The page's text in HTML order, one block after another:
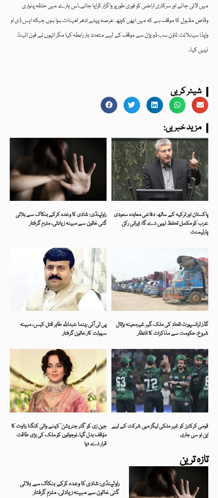
تازہ ترین
راولپنڈی: شادی کا وعدہ کرکے بنکاک سے بلائی
گئی خاتون سے مبینہ زیادتی، ملزم گرفتار
میں لائی جائے اور سرکاری اراضی کو فوری طور پر واگزار کرایا جائے۔اس بارے میں حلقہ پٹواری
وقاص مقبول کا موقف ہے کہ میں ابھی کچھ عرصہ پہلے ادھر تعینات ہوا ہوں جبکہ ایس ڈی او
واپڈا سیٹلائٹ ٹاؤن سب ڈویژن سے موقف کے لیے متعدد بار رابطہ کیا مگر انہوں نے فون اٹینڈ
نہیں کیا۔
شیئر کریں
:مزید خبریں
راولپنڈی: شادی کا وعدہ کرکے بنکاک سے بلائی
گئی خاتون سے مبینہ زیادتی، ملزم گرفتار
پاکستان اور ترکیہ کے ساتھ دفاعی معاہدہ سعودی
عرب کو مکمل تحفظ نہیں دے گا: ایرانی رکن
پارلیمنٹ
پی ٹی آئی رہنما عبداللہ طاہر قتل کیس، مبینہ
سہولت کار خاتون گرفتار
گڈز ٹرانسپورٹ اتحاد کی ملک گیر غیرمعینہ ہڑتال
شروع، حکومت سے مذاکرات کا انتظار
جین زی کو ’گٹر جنریشن‘ کہنے والی کنگنا رناوت کا
مؤقف بدل گیا، نوجوانوں کو ملک کی بڑی طاقت
قرار دے دیا
قومی کرکٹرز کو غیر ملکی لیگز میں شرکت کے لیے
این او سی جاری